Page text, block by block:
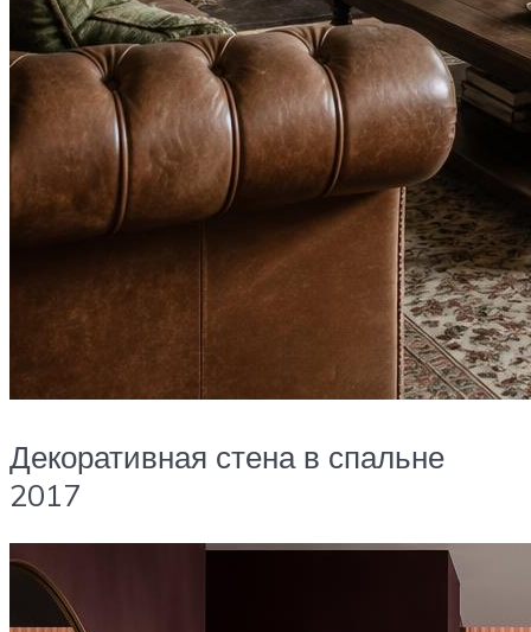
Декоративная стена в спальне
2017